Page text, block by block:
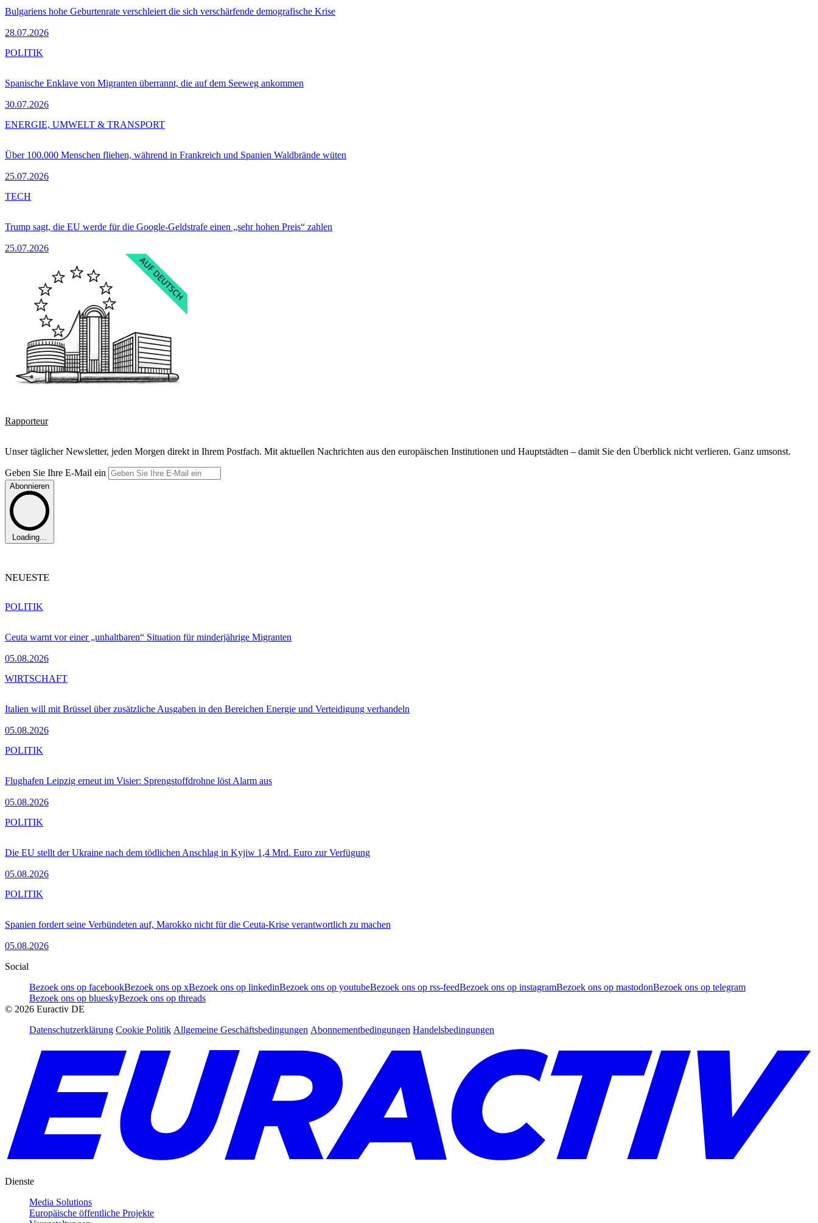
Bulgariens hohe Geburtenrate verschleiert die sich verschärfende demografische Krise
28.07.2026
Spanische Enklave von Migranten überrannt, die auf dem Seeweg ankommen
30.07.2026
POLITIK
Über 100.000 Menschen fliehen, während in Frankreich und Spanien Waldbrände wüten
25.07.2026
ENERGIE, UMWELT & TRANSPORT
Trump sagt, die EU werde für die Google-Geldstrafe einen „sehr hohen Preis“ zahlen
25.07.2026
TECH
Rapporteur
Unser täglicher Newsletter, jeden Morgen direkt in Ihrem Postfach. Mit aktuellen Nachrichten aus den europäischen Institutionen und Hauptstädten – damit Sie den Überblick nicht verlieren. Ganz umsonst.
Geben Sie Ihre E-Mail ein
Abonnieren
Loading...
NEUESTE
Ceuta warnt vor einer „unhaltbaren“ Situation für minderjährige Migranten
05.08.2026
POLITIK
Italien will mit Brüssel über zusätzliche Ausgaben in den Bereichen Energie und Verteidigung verhandeln
05.08.2026
WIRTSCHAFT
Flughafen Leipzig erneut im Visier: Sprengstoffdrohne löst Alarm aus
05.08.2026
POLITIK
Die EU stellt der Ukraine nach dem tödlichen Anschlag in Kyjiw 1,4 Mrd. Euro zur Verfügung
05.08.2026
POLITIK
Spanien fordert seine Verbündeten auf, Marokko nicht für die Ceuta-Krise verantwortlich zu machen
05.08.2026
POLITIK
Social
Bezoek ons op facebookBezoek ons op xBezoek ons op linkedinBezoek ons op youtubeBezoek ons op rss-feedBezoek ons op instagramBezoek ons op mastodonBezoek ons op telegram
Bezoek ons op blueskyBezoek ons op threads
© 2026 Euractiv DE
Datenschutzerklärung Cookie Politik Allgemeine Geschäftsbedingungen Abonnementbedingungen Handelsbedingungen
Dienste
Media Solutions
Europäische öffentliche Projekte